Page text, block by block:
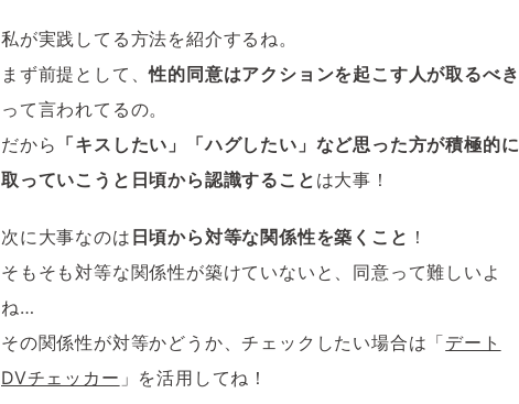
私が実践してる方法を紹介するね。
まず前提として、性的同意はアクションを起こす人が取るべき
って言われてるの。
だから 「キスしたい」「ハグしたい」など思った方が積極的に
取っていこうと日頃から認識すること は大事！
次に大事なのは 日頃から対等な関係性を築くこと ！
そもそも対等な関係性が築けていないと、同意って難しいよ
ね…
その関係性が対等かどうか、チェックしたい場合は「デート
DVチェッカー 」を活用してね！